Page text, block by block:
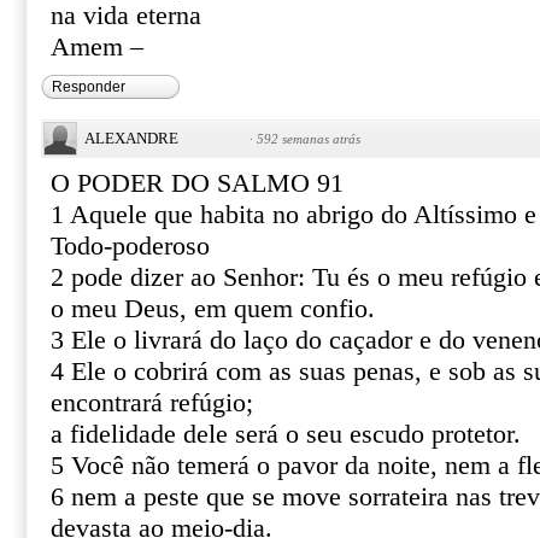
na vida eterna
Amem –
Responder
ALEXANDRE · 592 semanas atrás
O PODER DO SALMO 91
1 Aquele que habita no abrigo do Altíssimo
Todo-poderoso
2 pode dizer ao Senhor: Tu és o meu refúgio
o meu Deus, em quem confio.
3 Ele o livrará do laço do caçador e do
4 Ele o cobrirá com as suas penas, e sob as
encontrará refúgio;
a fidelidade dele será o seu escudo protetor.
5 Você não temerá o pavor da noite, nem a
6 nem a peste que se move sorrateira nas
devasta ao meio-dia.